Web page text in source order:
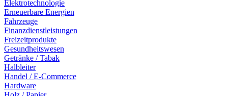
Elektrotechnologie
Erneuerbare Energien
Fahrzeuge
Finanzdienstleistungen
Freizeitprodukte
Gesundheitswesen
Getränke / Tabak
Halbleiter
Handel / E-Commerce
Hardware